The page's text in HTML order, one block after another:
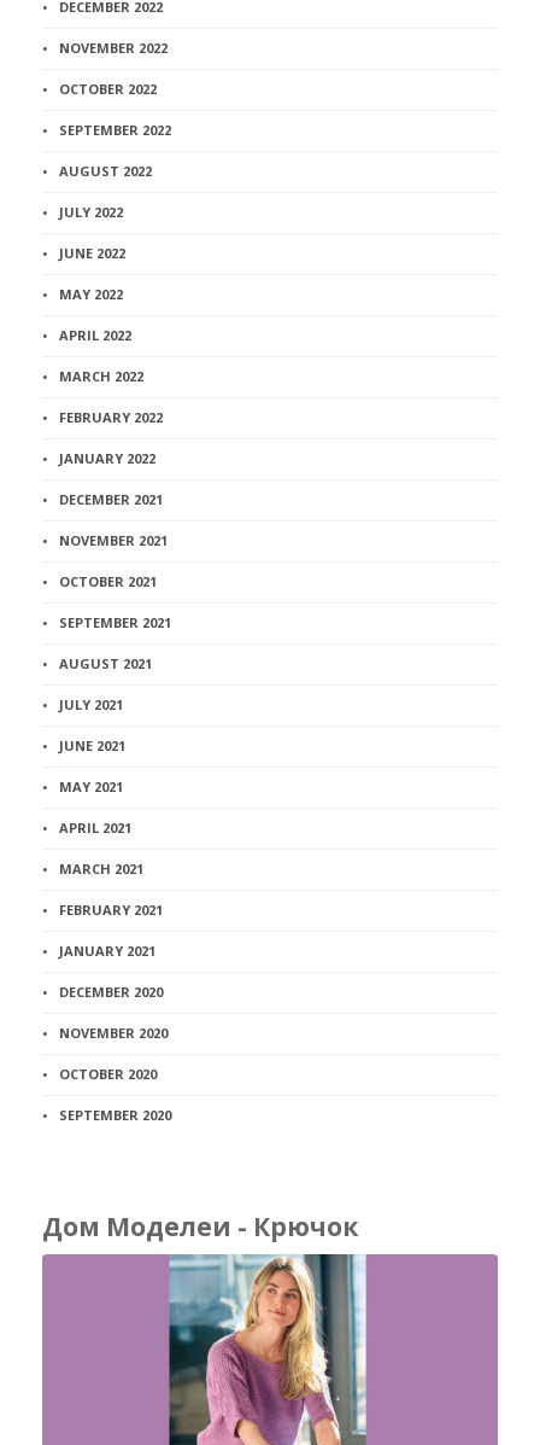
DECEMBER 2022
NOVEMBER 2022
OCTOBER 2022
SEPTEMBER 2022
AUGUST 2022
JULY 2022
JUNE 2022
MAY 2022
APRIL 2022
MARCH 2022
FEBRUARY 2022
JANUARY 2022
DECEMBER 2021
NOVEMBER 2021
OCTOBER 2021
SEPTEMBER 2021
AUGUST 2021
JULY 2021
JUNE 2021
MAY 2021
APRIL 2021
MARCH 2021
FEBRUARY 2021
JANUARY 2021
DECEMBER 2020
NOVEMBER 2020
OCTOBER 2020
SEPTEMBER 2020
Дом Моделеи - Крючок